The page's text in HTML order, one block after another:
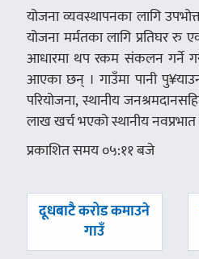
योजना व्यवस्थापनका लागि
योजना मर्मतका लागि प्रतिघर रु
आधारमा थप रकम संकलन गर्ने
आएका छन् । गाउँमा पानी
परियोजना, स्थानीय
लाख खर्च भएको स्थानीय
प्रकाशित समय ०५:११ बजे
पछिल्लाे
दूधबाटै करोड कमाउने
गाउँ